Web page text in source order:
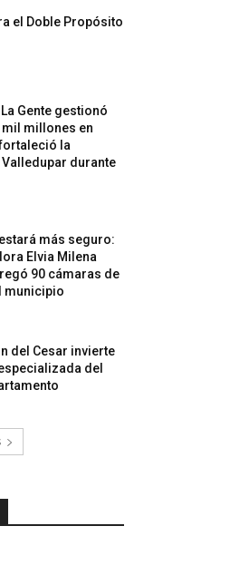
el Doble Propósito
Gente gestionó
mil millones en
la
durante
más seguro:
Elvia Milena
90 cámaras de
municipio
del Cesar invierte
del